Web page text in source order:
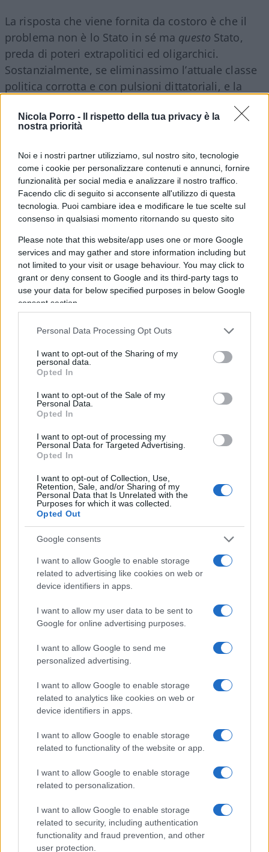
Nicola Porro -
Il rispetto della tua privacy è la
nostra priorità
Noi e i nostri partner utilizziamo, sul nostro sito, tecnologie
come i cookie per personalizzare contenuti e annunci, fornire
funzionalità per social media e analizzare il nostro traffico.
Facendo clic di seguito si acconsente all'utilizzo di questa
tecnologia. Puoi cambiare idea e modificare le tue scelte sul
consenso in qualsiasi momento ritornando su questo sito
Please note that this website/app uses one or more Google
services and may gather and store information including but
not limited to your visit or usage behaviour. You may click to
grant or deny consent to Google and its third-party tags to
use your data for below specified purposes in below Google
consent section.
Personal Data Processing Opt Outs
I want to opt-out of the Sharing of my
personal data.
Opted In
I want to opt-out of the Sale of my
Personal Data.
Opted In
I want to opt-out of processing my
Personal Data for Targeted Advertising.
Opted In
I want to opt-out of Collection, Use,
Retention, Sale, and/or Sharing of my
Personal Data that Is Unrelated with the
Purposes for which it was collected.
Opted Out
Google consents
I want to allow Google to enable storage
related to advertising like cookies on web or
device identifiers in apps.
I want to allow my user data to be sent to
Google for online advertising purposes.
I want to allow Google to send me
personalized advertising.
I want to allow Google to enable storage
related to analytics like cookies on web or
device identifiers in apps.
I want to allow Google to enable storage
related to functionality of the website or app.
I want to allow Google to enable storage
related to personalization.
I want to allow Google to enable storage
related to security, including authentication
functionality and fraud prevention, and other
user protection.
La risposta che viene fornita da costoro è che il
problema non è lo Stato in sé ma questo Stato,
preda di poteri extrapolitici ed oligarchici.
Sostanzialmente, se eliminassimo l’attuale classe
politica corrotta e con pulsioni dittatoriali, e la
interamente dedita agli interessi nazionali,
avremmo risolto tutti i nostri problemi.
Ragionamento comprensibile se non apparisse
troppo ingenuo e incurante delle lezioni che la
storia italiana (e non solo) ci impartisce da molti
decenni.
Un solo esempio per tutti: il Movimento 5
Stelle. Se è esistito un partito che prometteva
l’abbattimento della casta (locale e
internazionale), che prospettava una palingenesi
dai tratti quasi messianici e garantiva che avrebbe
rimesso al centro “il bene comune”, è stato
proprio questo. Non c’è bisogno che vi dica come
è finita. E naturalmente non è l’unico caso.
Puntualmente, quando avviene un ricambio di
classe dirigente, cui gli italiani ripongono tutte le
loro speranze, si rivelapeggiore della
precedente. Dunque, sperare nell’arrivo di un
incorruttibili alle lusinghe del sistema, si è rivelato
puntualmente illusorio. D’altra parte, chi crede
che esistano dei
internazionali, non dovrebbe credere, allo stesso
lasciando il campo libero ai nuovi arrivati puri e
liberatori. Se sono poteri forti sicuramente
arriva al governo.
L’unica soluzione: meno Stato
Dal nostro punto di vista, l’unica risposta sensata
ed innovativa risiede neldiminuire
drasticamente i poteri dello Stato sulle nostre
. Farlo fortemente dimagrire. Non è pensabile
accettare che lo Stato detenga poteri quasi
siano finalmente esercitati da dei sant’uomini,
scevri dalle brame di potere. È a dir poco
utopistico e la storia sta lì a dimostrarcelo.